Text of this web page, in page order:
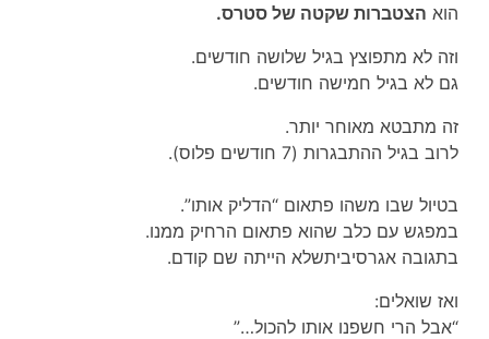
הוא הצטברות שקטה של סטרס.
וזה לא מתפוצץ בגיל שלושה חודשים.
גם לא בגיל חמישה חודשים.
זה מתבטא מאוחר יותר.
לרוב בגיל ההתבגרות (7 חודשים פלוס).
בטיול שבו משהו פתאום “הדליק אותו”.
במפגש עם כלב שהוא פתאום הרחיק ממנו.
בתגובה אגרסיביתשלא הייתה שם קודם.
ואז שואלים:
“אבל הרי חשפנו אותו להכול…”